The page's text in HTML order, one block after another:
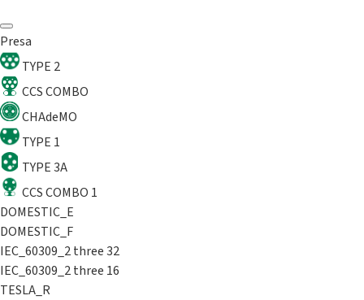
Presa
TYPE 2
CCS COMBO
CHAdeMO
TYPE 1
TYPE 3A
CCS COMBO 1
DOMESTIC_E
DOMESTIC_F
IEC_60309_2 three 32
IEC_60309_2 three 16
TESLA_R